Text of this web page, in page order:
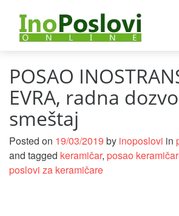
POSAO
EVRA, radna
smeštaj
Posted on 19/03/2019 by inoposlovi in
and tagged keramičar, posao
poslovi za keramičare